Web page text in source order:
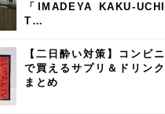
「IMADEYA KAKU-UCHI
T…
【二日酔い対策】コンビニ
で買えるサプリ＆ドリンク
まとめ